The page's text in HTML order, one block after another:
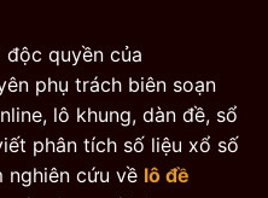
quyền của
phụ trách biên soạn
lô khung, dàn đề, sổ
phân tích số liệu xổ số
nghiên cứu về lô đề